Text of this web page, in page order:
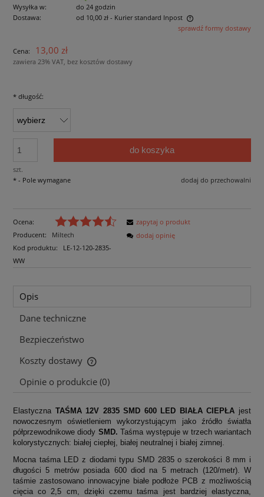
Wysyłka w:
do 24 godzin
Dostawa:
od 10,00 zł - Kurier standard Inpost
Cena nie zawiera ewentualnych kosztów płatnościsprawdź formy dostawy
Cena: 13,00 zł
zawiera 23% VAT, bez kosztów dostawy
* długość:
szt.
do koszyka
dodaj do przechowalni
* - Pole wymagane
Ocena:
Producent:
Miltech
Kod produktu:
LE-12-120-2835-
WW
zapytaj o produkt
dodaj opinię
Opis
Dane techniczne
Bezpieczeństwo
Koszty dostawy
Cena nie zawiera ewentualnych kosztów płatności
Opinie o produkcie (0)
Elastyczna TAŚMA 12V 2835 SMD 600 LED BIAŁA CIEPŁA jest
nowoczesnym oświetleniem wykorzystującym jako źródło światła
półprzewodnikowe diody SMD.Taśma występuje w trzech wariantach
kolorystycznych: białej ciepłej, białej neutralnej i białej zimnej.
Mocna taśma LED z diodami typu SMD 2835 o szerokości 8 mm i
długości 5 metrów posiada 600 diod na 5 metrach (120/metr). W
taśmie zastosowano innowacyjne białe podłoże PCB z możliwością
cięcia co 2,5 cm, dzięki czemu taśma jest bardziej elastyczna,